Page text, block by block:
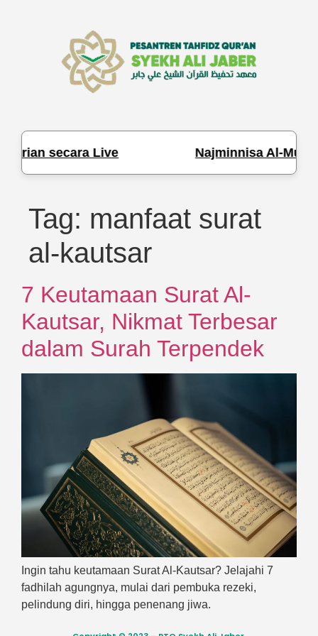
secara Live Najminnisa Al-
Tag: manfaat surat
al-kautsar
7 Keutamaan Surat Al-
Kautsar, Nikmat Terbesar
dalam Surah Terpendek
Ingin tahu keutamaan Surat Al-Kautsar? Jelajahi 7
fadhilah agungnya, mulai dari pembuka rezeki,
pelindung diri, hingga penenang jiwa.